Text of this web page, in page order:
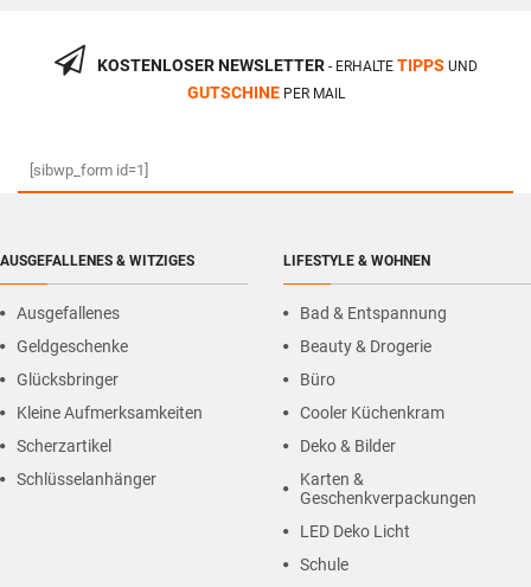
KOSTENLOSER NEWSLETTER- ERHALTE TIPPS UND
GUTSCHINEPER MAIL
[sibwp_form id=1]
AUSGEFALLENES & WITZIGES
Ausgefallenes
Geldgeschenke
Glücksbringer
Kleine Aufmerksamkeiten
Scherzartikel
Schlüsselanhänger
LIFESTYLE & WOHNEN
Bad & Entspannung
Beauty & Drogerie
Büro
Cooler Küchenkram
Deko & Bilder
Karten &
Geschenkverpackungen
LED Deko Licht
Schule